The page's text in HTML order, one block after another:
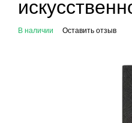
В наличии Оставить отзыв